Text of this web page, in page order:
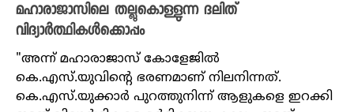
മഹാരാജാസിലെ തല്ലുകൊള്ളുന്ന ദലിത്
വിദ്യാർത്ഥികൾക്കൊപ്പം
"അന്ന് മഹാരാജാസ് കോളേജിൽ
കെ.എസ്.യുവിന്റെ ഭരണമാണ് നിലനിന്നത്.
കെ.എസ്‌.യുക്കാർ പുറത്തുനിന്ന് ആളുകളെ ഇറക്കി